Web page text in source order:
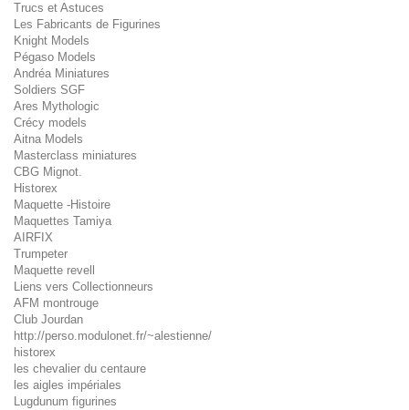
Trucs et Astuces
Les Fabricants de Figurines
Knight Models
Pégaso Models
Andréa Miniatures
Soldiers SGF
Ares Mythologic
Crécy models
Aitna Models
Masterclass miniatures
CBG Mignot.
Historex
Maquette -Histoire
Maquettes Tamiya
AIRFIX
Trumpeter
Maquette revell
Liens vers Collectionneurs
AFM montrouge
Club Jourdan
http://perso.modulonet.fr/~alestienne/
historex
les chevalier du centaure
les aigles impériales
Lugdunum figurines